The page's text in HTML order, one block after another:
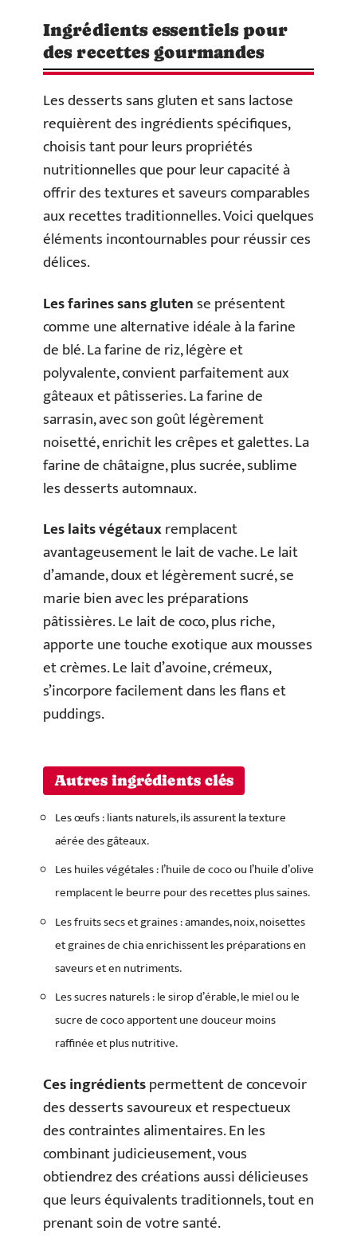
Ingrédients essentiels pour
des recettes gourmandes
Les desserts sans gluten et sans lactose
requièrent des ingrédients spécifiques,
choisis tant pour leurs propriétés
nutritionnelles que pour leur capacité à
offrir des textures et saveurs comparables
aux recettes traditionnelles. Voici quelques
éléments incontournables pour réussir ces
délices.
Les farines sans glutense présentent
comme une alternative idéale à la farine
de blé. La farine de riz, légère et
polyvalente, convient parfaitement aux
gâteaux et pâtisseries. La farine de
sarrasin, avec son goût légèrement
noisetté, enrichit les crêpes et galettes. La
farine de châtaigne, plus sucrée, sublime
les desserts automnaux.
Les laits végétauxremplacent
avantageusement le lait de vache. Le lait
d’amande, doux et légèrement sucré, se
marie bien avec les préparations
pâtissières. Le lait de coco, plus riche,
apporte une touche exotique aux mousses
et crèmes. Le lait d’avoine, crémeux,
s’incorpore facilement dans les flans et
puddings.
Autres ingrédients clés
Les œufs : liants naturels, ils assurent la texture
aérée des gâteaux.
Les huiles végétales : l’huile de coco ou l’huile d’olive
remplacent le beurre pour des recettes plus saines.
Les fruits secs et graines : amandes, noix, noisettes
et graines de chia enrichissent les préparations en
saveurs et en nutriments.
Les sucres naturels : le sirop d’érable, le miel ou le
sucre de coco apportent une douceur moins
raffinée et plus nutritive.
Ces ingrédientspermettent de concevoir
des desserts savoureux et respectueux
des contraintes alimentaires. En les
combinant judicieusement, vous
obtiendrez des créations aussi délicieuses
que leurs équivalents traditionnels, tout en
prenant soin de votre santé.